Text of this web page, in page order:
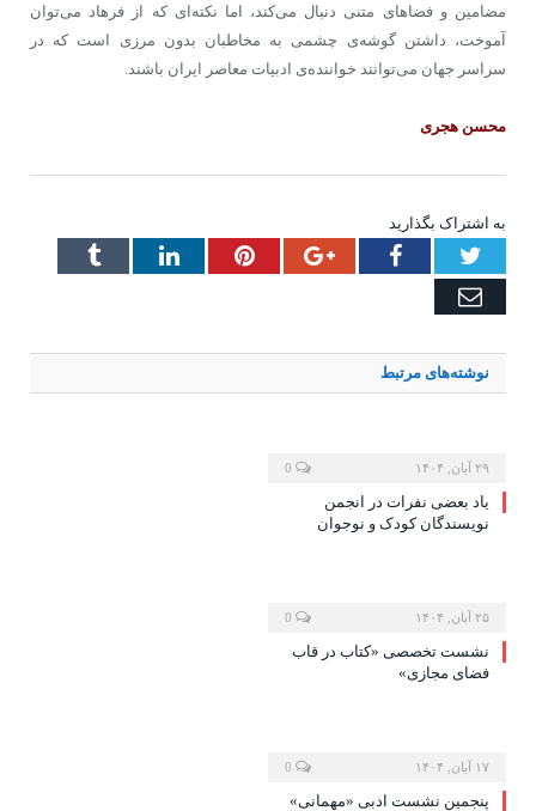
مضامین و فضاهای متنی دنبال می‌کند، اما نکته‌ای که از فرهاد می‌توان
آموخت، داشتن گوشه‌ی چشمی به مخاطبان بدون مرزی است که در
سراسر جهان می‌توانند خواننده‌ی ادبیات معاصر ایران باشند.
محسن هجری
به اشتراک بگذارید
Twitter
Facebook
Google+
Pinterest
LinkedIn
Tumblr
Email
نوشته‌های مرتبط
۲۹ آبان, ۱۴۰۴
یاد بعضی نفرات در انجمن
نویسندگان کودک و نوجوان
۲۵ آبان, ۱۴۰۴
نشست تخصصی «کتاب در قاب
فضای مجازی»
۱۷ آبان, ۱۴۰۴
پنجمین نشست ادبی «مهمانی»